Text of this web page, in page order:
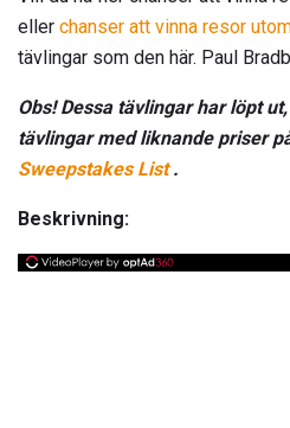
eller chanser att vinna resor
tävlingar som den här. Paul
Obs! Dessa tävlingar har löpt
tävlingar med liknande priser
Sweepstakes List.
Beskrivning: